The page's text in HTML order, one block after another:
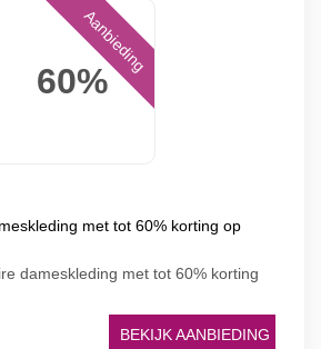
60%
Aanbieding
met tot 60% korting op
dameskleding met tot 60% korting
BEKIJK AANBIEDING